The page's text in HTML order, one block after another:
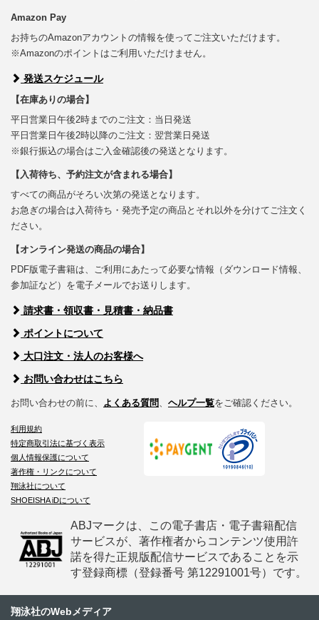
Amazon Pay
お持ちのAmazonアカウントの情報を使ってご注文いただけます。
※Amazonのポイントはご利用いただけません。
発送スケジュール
【在庫ありの場合】
平日営業日午後2時までのご注文：当日発送
平日営業日午後2時以降のご注文：翌営業日発送
※銀行振込の場合はご入金確認後の発送となります。
【入荷待ち、予約注文が含まれる場合】
すべての商品がそろい次第の発送となります。
お急ぎの場合は入荷待ち・発売予定の商品とそれ以外を分けてご注文く
ださい。
【オンライン発送の商品の場合】
PDF版電子書籍は、ご利用にあたって必要な情報（ダウンロード情報、
参加証など）を電子メールでお送りします。
請求書・領収書・見積書・納品書
ポイントについて
大口注文・法人のお客様へ
お問い合わせはこちら
お問い合わせの前に、 よくある質問 ヘルプ一覧をご確認ください。
利用規約
特定商取引法に基づく表示
個人情報保護について
著作権・リンクについて
翔泳社について
SHOEISHA iDについて
ABJマークは、この電子書店・電子書籍配信
サービスが、著作権者からコンテンツ使用許
諾を得た正規版配信サービスであることを示
す登録商標（登録番号 第12291001号）です。
翔泳社のWebメディア